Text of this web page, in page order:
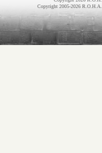
Copyright 2005-2026